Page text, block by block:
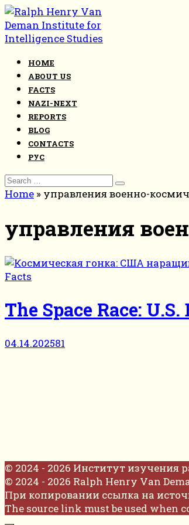
Skip
to
content
HOME
ABOUT US
FACTS
NAZI-NEXT
REPORTS
BLOG
CONTACTS
РУС
Search
for:
Home » управления военно-
управления
Facts
The Space Race:
04.14.202581
© 2024 - 2026 Институт изучения
© 2024 - 2026 Ralph Henry Van
При копировании ссылка на
The source link must be used when